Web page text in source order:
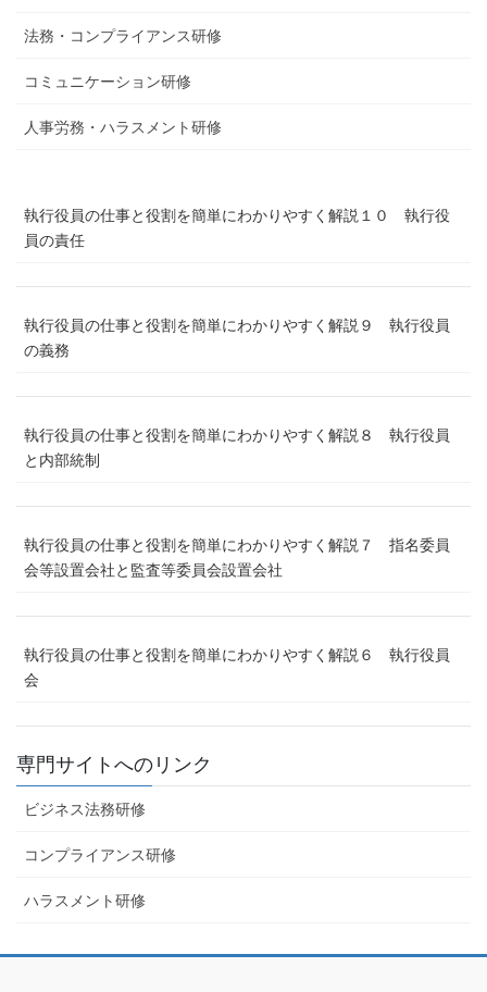
法務・コンプライアンス研修
コミュニケーション研修
人事労務・ハラスメント研修
執行役員の仕事と役割を簡単にわかりやすく解説１０ 執行役
員の責任
執行役員の仕事と役割を簡単にわかりやすく解説９ 執行役員
の義務
執行役員の仕事と役割を簡単にわかりやすく解説８ 執行役員
と内部統制
執行役員の仕事と役割を簡単にわかりやすく解説７ 指名委員
会等設置会社と監査等委員会設置会社
執行役員の仕事と役割を簡単にわかりやすく解説６ 執行役員
会
専門サイトへのリンク
ビジネス法務研修
コンプライアンス研修
ハラスメント研修